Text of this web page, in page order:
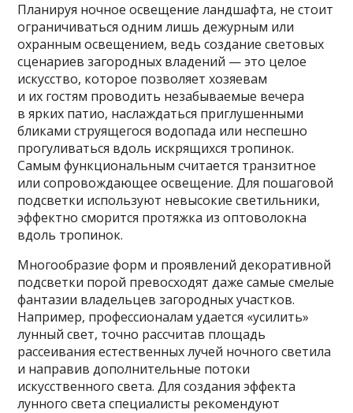
Планируя ночное освещение ландшафта, не стоит
ограничиваться одним лишь дежурным или
охранным освещением, ведь создание световых
сценариев загородных владений — это целое
искусство, которое позволяет хозяевам
и их гостям проводить незабываемые вечера
в ярких патио, наслаждаться приглушенными
бликами струящегося водопада или неспешно
прогуливаться вдоль искрящихся тропинок.
Самым функциональным считается транзитное
или сопровождающее освещение. Для пошаговой
подсветки используют невысокие светильники,
эффектно сморится протяжка из оптоволокна
вдоль тропинок.
Многообразие форм и проявлений декоративной
подсветки порой превосходят даже самые смелые
фантазии владельцев загородных участков.
Например, профессионалам удается «усилить»
лунный свет, точно рассчитав площадь
рассеивания естественных лучей ночного светила
и направив дополнительные потоки
искусственного света. Для создания эффекта
лунного света специалисты рекомендуют